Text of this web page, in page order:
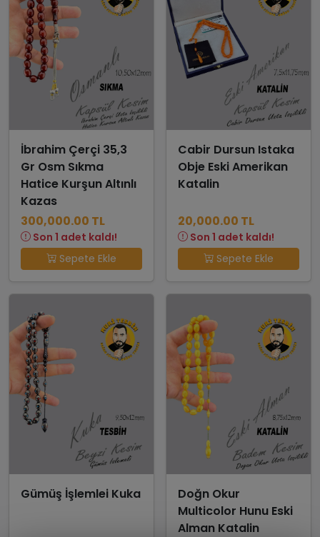
İbrahim Çerçi 35,3
Gr Osm Sıkma
Hatice Kurşun Altınlı
Kazas
300,000.00 TL
Son 1 adet kaldı!
Sepete Ekle
Cabir Dursun Istaka
Obje Eski Amerikan
Katalin
20,000.00 TL
Son 1 adet kaldı!
Sepete Ekle
Gümüş İşlemlei Kuka
Doğn Okur
Multicolor Hunu Eski
Alman Katalin